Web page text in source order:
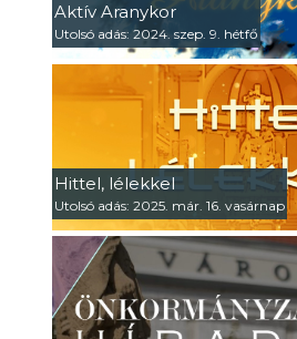
Aktív Aranykor
Utolsó adás: 2024. szep. 9. hétfő
Hittel, lélekkel
Utolsó adás: 2025. már. 16. vasárnap